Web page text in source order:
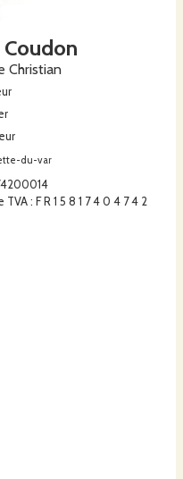
Christian
du-var
: F R 1 5 8 1 7 4 0 4 7 4 2